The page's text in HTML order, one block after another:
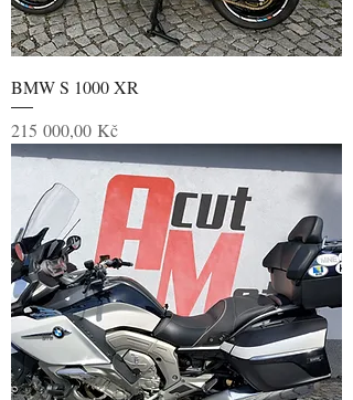
BMW S 1000 XR
Cena
215 000,00 Kč